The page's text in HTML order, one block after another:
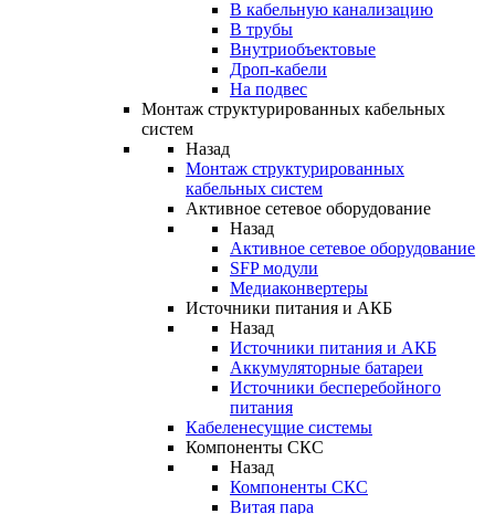
В кабельную канализацию
В трубы
Внутриобъектовые
Дроп-кабели
На подвес
Монтаж структурированных кабельных
систем
Назад
Монтаж структурированных
кабельных систем
Активное сетевое оборудование
Назад
Активное сетевое оборудование
SFP модули
Медиаконвертеры
Источники питания и АКБ
Назад
Источники питания и АКБ
Аккумуляторные батареи
Источники бесперебойного
питания
Кабеленесущие системы
Компоненты СКС
Назад
Компоненты СКС
Витая пара